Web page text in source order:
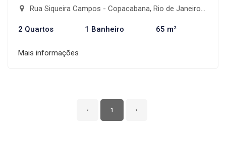
Rua Siqueira Campos - Copacabana, Rio de Janeiro-RJ
2 Quartos 1 Banheiro 65 m²
Mais informações
‹ 1 ›